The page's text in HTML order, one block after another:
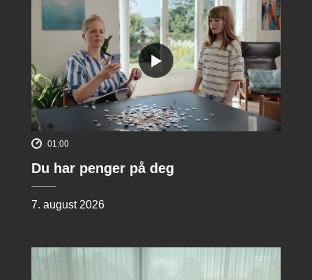
01:00
Du har penger på deg
7. august 2026